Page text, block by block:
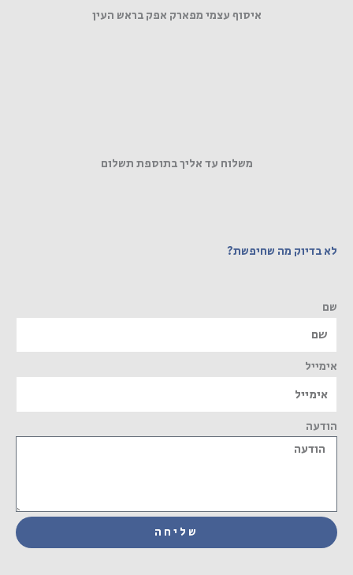
איסוף עצמי מפארק אפק בראש העין
משלוח עד אליך בתוספת תשלום
לא בדיוק מה שחיפשת?
שם
אימייל
הודעה
שליחה